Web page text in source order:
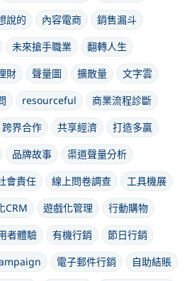
說的 內容電商
銷售漏斗
未來搶手職業
翻轉人生
財 聲量圖 擴散量
文字雲
resourceful
商業流程診斷
跨界合作 共享經濟
打造多贏
品牌故事
渠道聲量分析
會責任 線上問卷調查
工具機展
CRM 遊戲化管理
行動購物
者體驗 有機行銷
節日行銷
電子郵件行銷
自助結賬